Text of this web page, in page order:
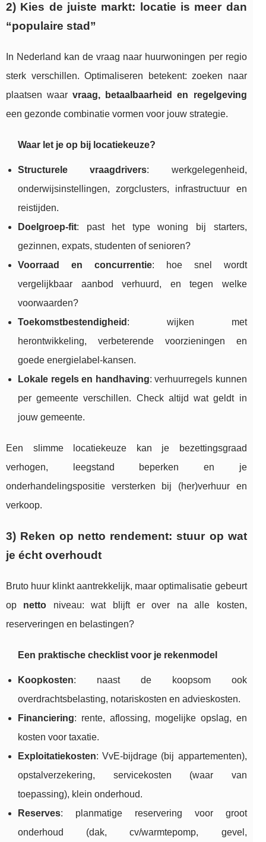
2) Kies de juiste markt: locatie is meer dan
“populaire stad”
In Nederland kan de vraag naar huurwoningen per regio
sterk verschillen. Optimaliseren betekent: zoeken naar
plaatsen waarvraag, betaalbaarheid en regelgeving
een gezonde combinatie vormen voor jouw strategie.
Waar let je op bij locatiekeuze?
Structurele vraagdrivers: werkgelegenheid,
onderwijsinstellingen, zorgclusters, infrastructuur en
reistijden.
Doelgroep-fit: past het type woning bij starters,
gezinnen, expats, studenten of senioren?
Voorraad en concurrentie: hoe snel wordt
vergelijkbaar aanbod verhuurd, en tegen welke
voorwaarden?
Toekomstbestendigheid : wijken met
herontwikkeling, verbeterende voorzieningen en
goede energielabel-kansen.
Lokale regels en handhaving: verhuurregels kunnen
per gemeente verschillen. Check altijd wat geldt in
jouw gemeente.
Een slimme locatiekeuze kan je bezettingsgraad
verhogen, leegstand beperken en je
onderhandelingspositie versterken bij (her)verhuur en
verkoop.
3) Reken op netto rendement: stuur op wat
je écht overhoudt
Bruto huur klinkt aantrekkelijk, maar optimalisatie gebeurt
op netto niveau: wat blijft er over na alle kosten,
reserveringen en belastingen?
Een praktische checklist voor je rekenmodel
Koopkosten: naast de koopsom ook
overdrachtsbelasting, notariskosten en advieskosten.
Financiering: rente, aflossing, mogelijke opslag, en
kosten voor taxatie.
Exploitatiekosten: VvE-bijdrage (bij appartementen),
opstalverzekering, servicekosten (waar van
toepassing), klein onderhoud.
Reserves: planmatige reservering voor groot
onderhoud (dak, cv/warmtepomp, gevel,